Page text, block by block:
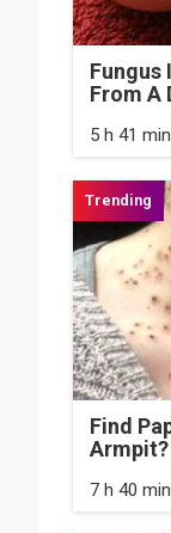
Fungus
From A
5 h 41 min
Find
7 h 40 min